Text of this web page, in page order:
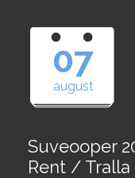
07
august
Suveooper
Rent /